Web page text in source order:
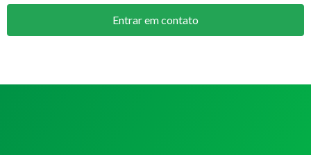
Entrar em contato